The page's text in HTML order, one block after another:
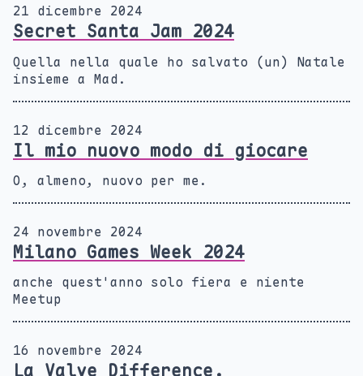
21 dicembre 2024
Secret Santa Jam 2024
Quella nella quale ho salvato (un) Natale
insieme a Mad.
12 dicembre 2024
Il mio nuovo modo di giocare
O, almeno, nuovo per me.
24 novembre 2024
Milano Games Week 2024
anche quest'anno solo fiera e niente
Meetup
16 novembre 2024
La Valve Difference.